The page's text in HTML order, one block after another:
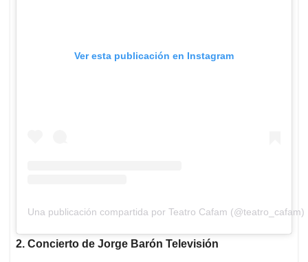
Ver esta publicación en Instagram
Una publicación compartida por Teatro Cafam (@teatro_cafam)
2. Concierto de Jorge Barón Televisión